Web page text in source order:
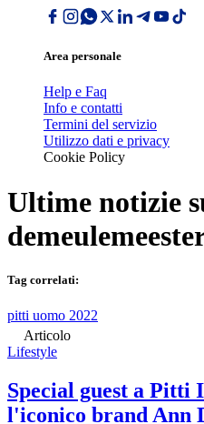
Area personale
Help e Faq
Info e contatti
Termini del servizio
Utilizzo dati e privacy
Cookie Policy
Ultime notizie
Tag correlati:
pitti uomo 2022
Articolo
Lifestyle
Special guest a Pitti
l'iconico brand Ann